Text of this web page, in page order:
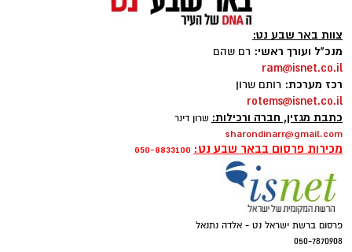
צילום: דוברות סורוקה
המחלקה, שפעלה במתחם החירום במהלך מבצעי
"עם כלביא" ו"שאגת הארי", עברה מתיחת פנים
מקיפה בעקבות הנזקים שנגרמו לבניין המחלקות
צוות באר שבע נט:
מנכ"ל ועורך ראשי: רם שהם
ram@isnet.co.il
רכז מערכת: רותם שרון
rotems@isnet.co.il
כתבת מגזין, חברה ורכילות: שרון דינר
sharondinarr@gmail.com
מכירות פרסום בבאר שבע נט: 050-8833100
פרסום ברשת ישראל נט - אלדה נתנאל
050-7870908